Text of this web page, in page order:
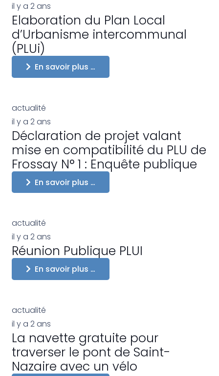
il y a 2 ans
Elaboration du Plan Local
d’Urbanisme intercommunal
(PLUi)
En savoir plus …
actualité
il y a 2 ans
Déclaration de projet valant
mise en compatibilité du PLU de
Frossay N° 1 : Enquête publique
En savoir plus …
actualité
il y a 2 ans
Réunion Publique PLUI
En savoir plus …
actualité
il y a 2 ans
La navette gratuite pour
traverser le pont de Saint-
Nazaire avec un vélo